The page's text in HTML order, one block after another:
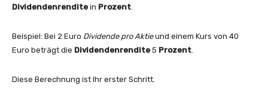
Dividendenrendite in Prozent.
Beispiel: Bei 2 Euro Dividende pro Aktieund einem Kurs von 40
Euro beträgt die Dividendenrendite 5 Prozent.
Diese Berechnung ist Ihr erster Schritt.